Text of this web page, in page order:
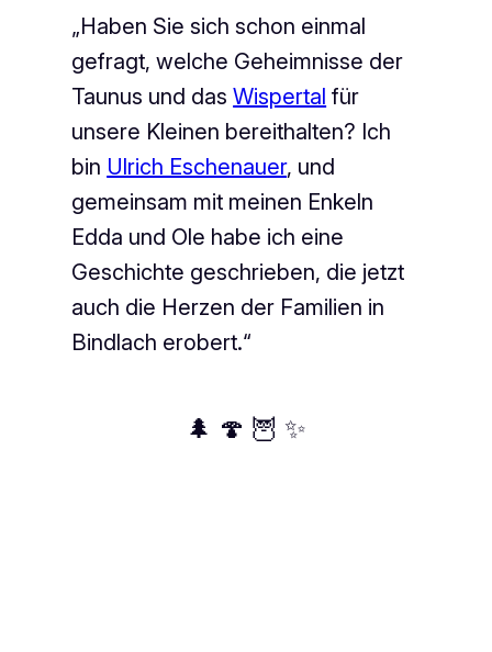
„Haben Sie sich schon einmal
gefragt, welche Geheimnisse der
Taunus und dasWispertal für
unsere Kleinen bereithalten? Ich
bin Ulrich Eschenauer, und
gemeinsam mit meinen Enkeln
Edda und Ole habe ich eine
Geschichte geschrieben, die jetzt
auch die Herzen der Familien in
Bindlach erobert.“
🌲 🍄 🦉 ✨